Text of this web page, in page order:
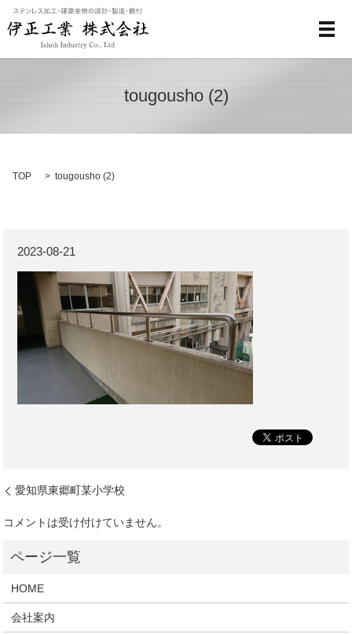
メ
tougousho (2)
TOP tougousho (2)
2023-08-21
愛知県東郷町某小学校
コメントは受け付けていません。
HOME
会社案内